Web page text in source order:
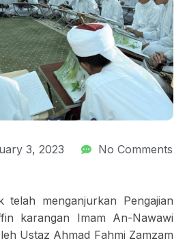
3, 2023 No Comments
telah menganjurkan Pengajian
karangan Imam An-Nawawi
Ustaz Ahmad Fahmi Zamzam